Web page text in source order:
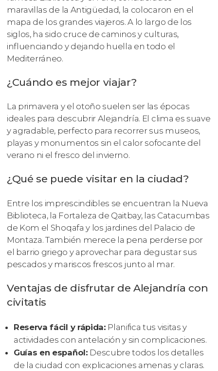
maravillas de la Antigüedad, la colocaron en el
mapa de los grandes viajeros. A lo largo de los
siglos, ha sido cruce de caminos y culturas,
influenciando y dejando huella en todo el
Mediterráneo.
¿Cuándo es mejor viajar?
La primavera y el otoño suelen ser las épocas
ideales para descubrir Alejandría. El clima es suave
y agradable, perfecto para recorrer sus museos,
playas y monumentos sin el calor sofocante del
verano ni el fresco del invierno.
¿Qué se puede visitar en la ciudad?
Entre los imprescindibles se encuentran la Nueva
Biblioteca, la Fortaleza de Qaitbay, las Catacumbas
de Kom el Shoqafa y los jardines del Palacio de
Montaza. También merece la pena perderse por
el barrio griego y aprovechar para degustar sus
pescados y mariscos frescos junto al mar.
Ventajas de disfrutar de Alejandría con
civitatis
Reserva fácil y rápida: Planifica tus visitas y
actividades con antelación y sin complicaciones.
Guías en español: Descubre todos los detalles
de la ciudad con explicaciones amenas y claras.